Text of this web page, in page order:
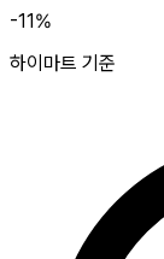
-11%
하이마트 기준